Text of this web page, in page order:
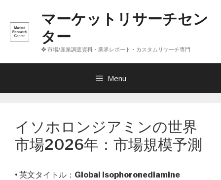
へ
マーケットリサーチセン
ター
❖ 市場/産業調査資料・業界レポート・カスタムリサーチ専門
Menu
イソホロンジアミンの世界
市場2026年：市場規模予測
• 英文タイトル： Global Isophoronediamine